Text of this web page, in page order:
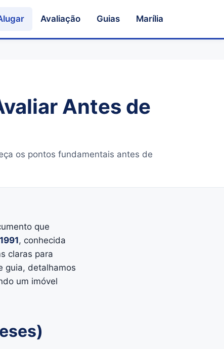
Avaliação Guias Marília
Antes de
os pontos fundamentais antes de
que
, conhecida
claras para
guia, detalhamos
um imóvel